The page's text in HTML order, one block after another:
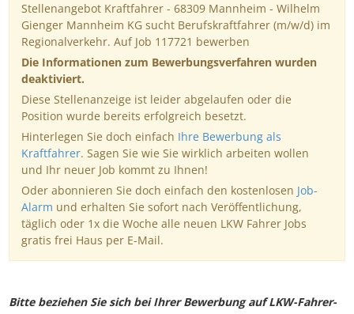
Stellenangebot Kraftfahrer - 68309 Mannheim - Wilhelm
Gienger Mannheim KG sucht Berufskraftfahrer (m/w/d) im
Regionalverkehr. Auf Job 117721 bewerben
Die Informationen zum Bewerbungsverfahren wurden
deaktiviert.
Diese Stellenanzeige ist leider abgelaufen oder die
Position wurde bereits erfolgreich besetzt.
Hinterlegen Sie doch einfach Ihre Bewerbung als
Kraftfahrer. Sagen Sie wie Sie wirklich arbeiten wollen
und Ihr neuer Job kommt zu Ihnen!
Oder abonnieren Sie doch einfach den kostenlosen Job-
Alarm und erhalten Sie sofort nach Veröffentlichung,
täglich oder 1x die Woche alle neuen LKW Fahrer Jobs
gratis frei Haus per E-Mail.
Bitte beziehen Sie sich bei Ihrer Bewerbung auf LKW-Fahrer-